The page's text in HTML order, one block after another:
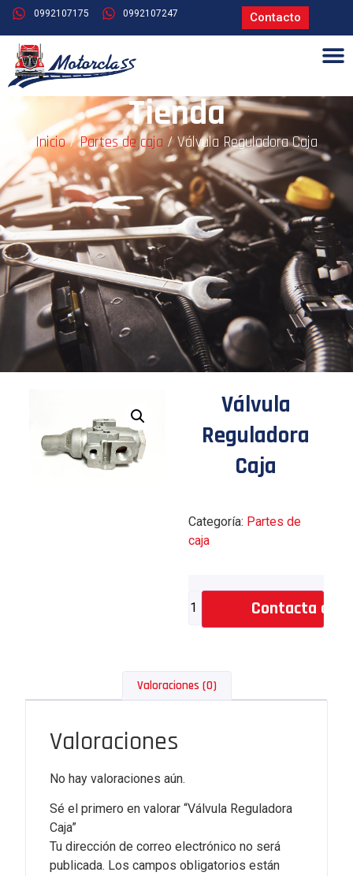
0992107175 0992107247 Contacto
Tienda
Inicio/Partes de caja / Válvula Reguladora Caja
Válvula
Reguladora
Caja
Categoría: Partes de
caja
Contacta con
Valoraciones (0)
Valoraciones
No hay valoraciones aún.
Sé el primero en valorar “Válvula Reguladora
Caja”
Tu dirección de correo electrónico no será
publicada. Los campos obligatorios están